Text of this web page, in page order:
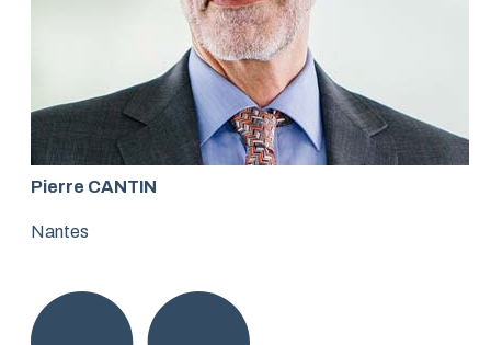
Pierre CANTIN
Nantes